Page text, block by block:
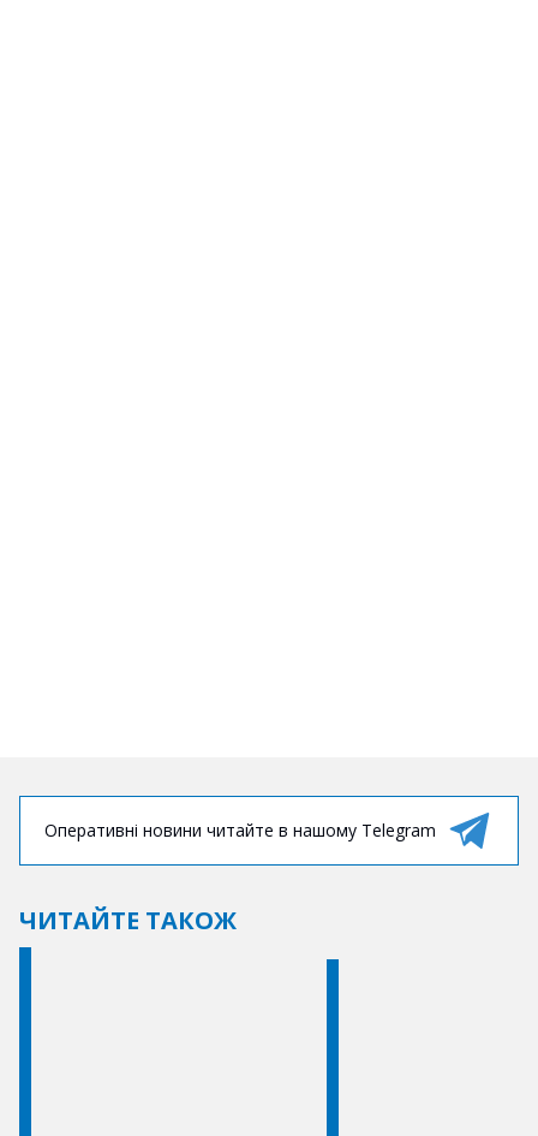
Оперативні новини читайте в нашому Telegram
ЧИТАЙТЕ ТАКОЖ